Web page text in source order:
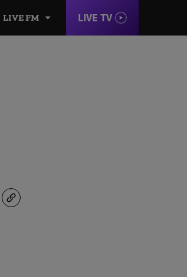
LIVE FM LIVE TV